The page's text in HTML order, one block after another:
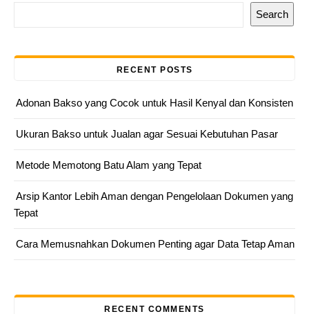
Search
RECENT POSTS
Adonan Bakso yang Cocok untuk Hasil Kenyal dan Konsisten
Ukuran Bakso untuk Jualan agar Sesuai Kebutuhan Pasar
Metode Memotong Batu Alam yang Tepat
Arsip Kantor Lebih Aman dengan Pengelolaan Dokumen yang
Tepat
Cara Memusnahkan Dokumen Penting agar Data Tetap Aman
RECENT COMMENTS